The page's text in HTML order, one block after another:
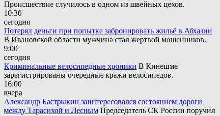
Происшествие случилось в одном из швейных цехов.
10:30
сегодня
Потерял деньги при попытке забронировать жильё в Абхазии
В Ивановской области мужчина стал жертвой мошенников.
9:00
сегодня
Криминальные велосипедные хроники В Кинешме
зарегистрированы очередные кражи велосипедов.
16:00
вчера
Александр Бастрыкин заинтересовался состоянием дороги
между Тарасихой и Лесным Председатель СК России поручил